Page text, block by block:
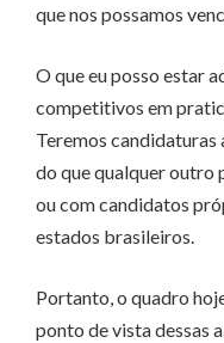
que nos possamos
O que eu posso estar
competitivos em
Teremos candidaturas
do que qualquer outro
ou com candidatos
estados brasileiros.
Portanto, o quadro
ponto de vista dessas